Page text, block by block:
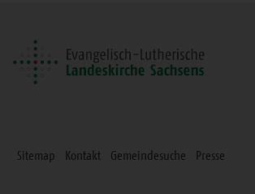
Sitemap Kontakt Gemeindesuche Presse